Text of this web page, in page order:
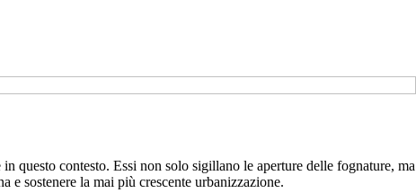
questo contesto. Essi non solo sigillano le aperture delle fognature, ma
sostenere la mai più crescente urbanizzazione.